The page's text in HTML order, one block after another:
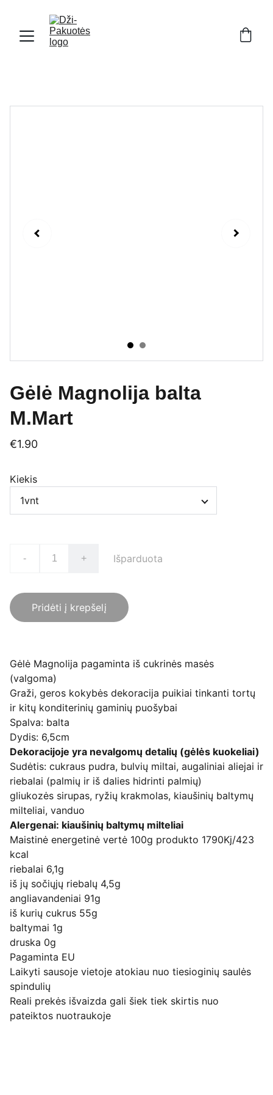
Gėlė Magnolija balta
M.Mart
€1.90
Kiekis
- + Išparduota
Pridėti į krepšelį
Gėlė Magnolija pagaminta iš cukrinės masės
(valgoma)
Graži, geros kokybės dekoracija puikiai tinkanti tortų
ir kitų konditerinių gaminių puošybai
Spalva: balta
Dydis: 6,5cm
Dekoracijoje yra nevalgomų detalių (gėlės kuokeliai)
Sudėtis: cukraus pudra, bulvių miltai, augaliniai aliejai ir
riebalai (palmių ir iš dalies hidrinti palmių)
gliukozės sirupas, ryžių krakmolas, kiaušinių baltymų
milteliai, vanduo
Alergenai: kiaušinių baltymų milteliai
Maistinė energetinė vertė 100g produkto 1790Kj/423
kcal
riebalai 6,1g
iš jų sočiųjų riebalų 4,5g
angliavandeniai 91g
iš kurių cukrus 55g
baltymai 1g
druska 0g
Pagaminta EU
Laikyti sausoje vietoje atokiau nuo tiesioginių saulės
spindulių
Reali prekės išvaizda gali šiek tiek skirtis nuo
pateiktos nuotraukoje